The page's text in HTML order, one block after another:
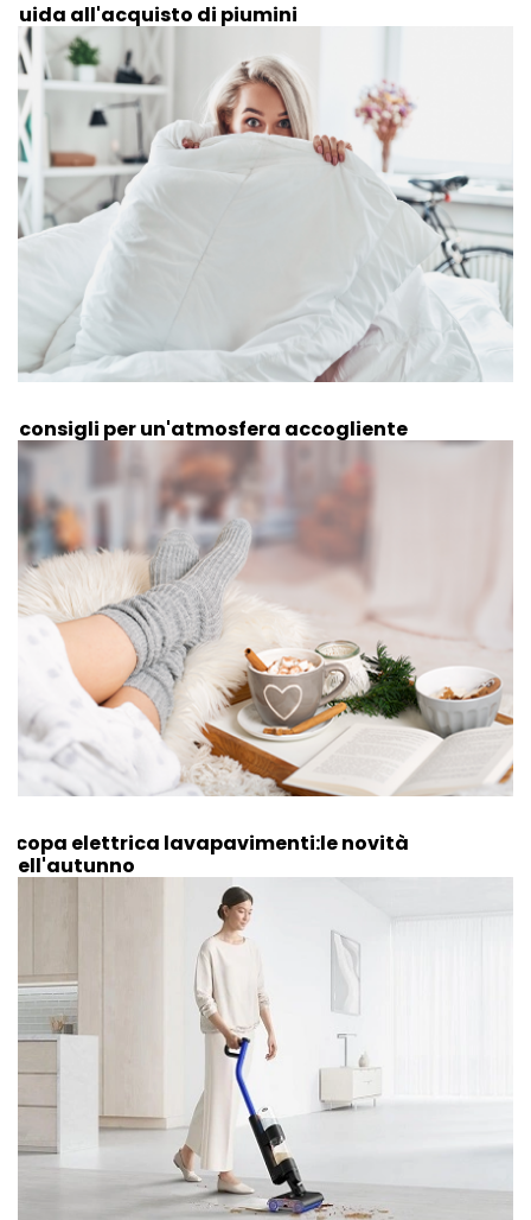
Guida all'acquisto di piumini
5 consigli per un'atmosfera accogliente
Scopa elettrica lavapavimenti:le novità
dell'autunno